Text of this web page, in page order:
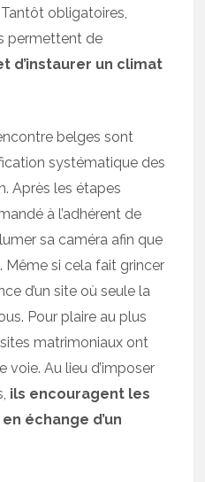
obligatoires,
permettent de
d’instaurer un climat
belges sont
systématique des
Après les étapes
à l’adhérent de
sa caméra afin que
Même si cela fait grincer
d’un site où seule la
Pour plaire au plus
matrimoniaux ont
Au lieu d’imposer
ils encouragent les
échange d’un